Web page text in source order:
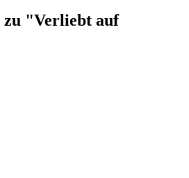
zu "Verliebt auf